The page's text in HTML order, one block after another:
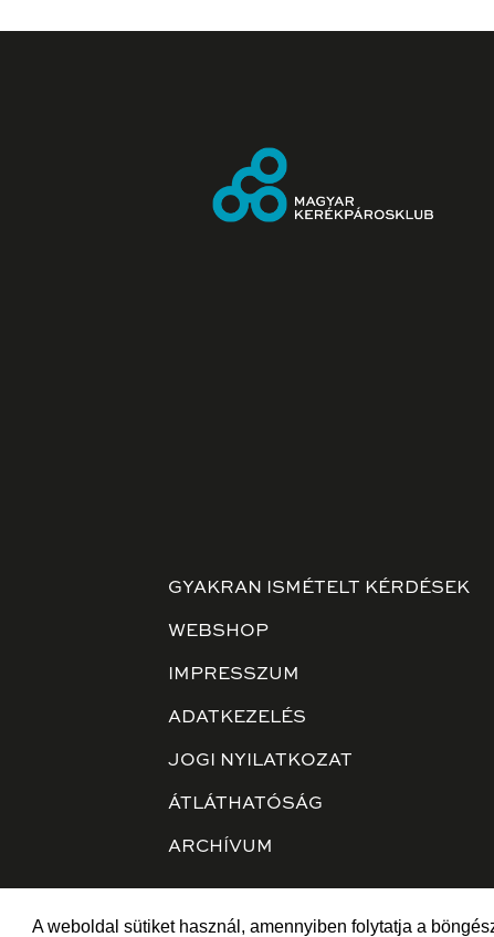
A weboldal sütiket használ, amennyiben folytatja a
GYAKRAN ISMÉTELT KÉRDÉSEK
WEBSHOP
IMPRESSZUM
ADATKEZELÉS
JOGI NYILATKOZAT
ÁTLÁTHATÓSÁG
ARCHÍVUM